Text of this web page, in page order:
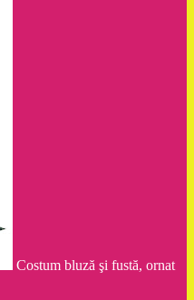
Costum bluză şi fustă, ornat